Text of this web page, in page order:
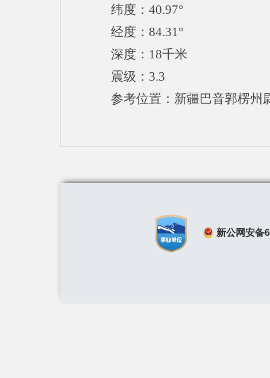
纬度：40.97°
经度：84.31°
深度：18千米
震级：3.3
参考位置：新疆巴音郭楞州
新公网安备